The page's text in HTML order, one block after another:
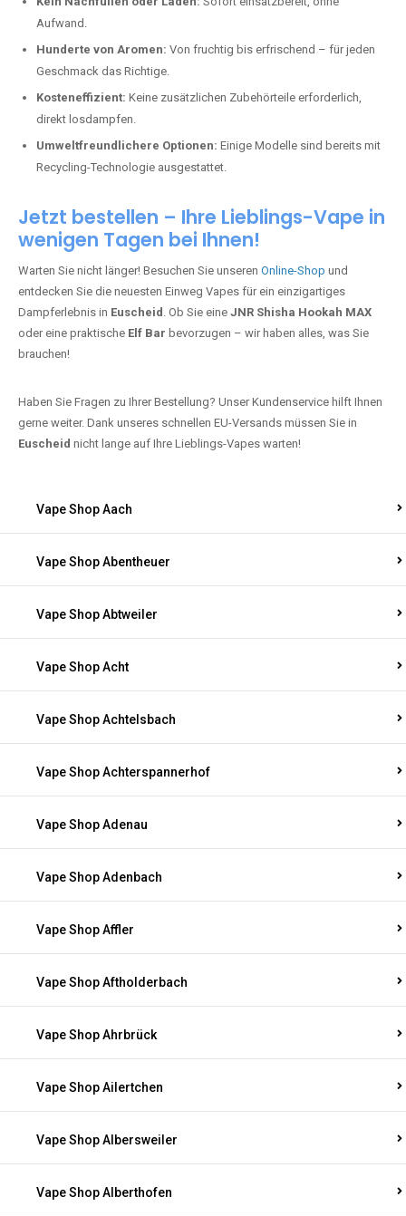
Aufwand.
Hunderte von Aromen: Von fruchtig bis erfrischend – für jeden
Geschmack das Richtige.
Kosteneffizient: Keine zusätzlichen Zubehörteile erforderlich,
direkt losdampfen.
Umweltfreundlichere Optionen: Einige Modelle sind bereits mit
Recycling-Technologie ausgestattet.
Jetzt bestellen – Ihre Lieblings-Vape in
wenigen Tagen bei Ihnen!
Warten Sie nicht länger! Besuchen Sie unseren Online-Shop und
entdecken Sie die neuesten Einweg Vapes für ein einzigartiges
Dampferlebnis in Euscheid . Ob Sie eine JNR Shisha Hookah MAX
oder eine praktische Elf Bar bevorzugen – wir haben alles, was Sie
brauchen!
Haben Sie Fragen zu Ihrer Bestellung? Unser Kundenservice hilft Ihnen
gerne weiter. Dank unseres schnellen EU-Versands müssen Sie in
Euscheid nicht lange auf Ihre Lieblings-Vapes warten!
Vape Shop Aach
Vape Shop Abentheuer
Vape Shop Abtweiler
Vape Shop Acht
Vape Shop Achtelsbach
Vape Shop Achterspannerhof
Vape Shop Adenau
Vape Shop Adenbach
Vape Shop Affler
Vape Shop Aftholderbach
Vape Shop Ahrbrück
Vape Shop Ailertchen
Vape Shop Albersweiler
Vape Shop Alberthofen